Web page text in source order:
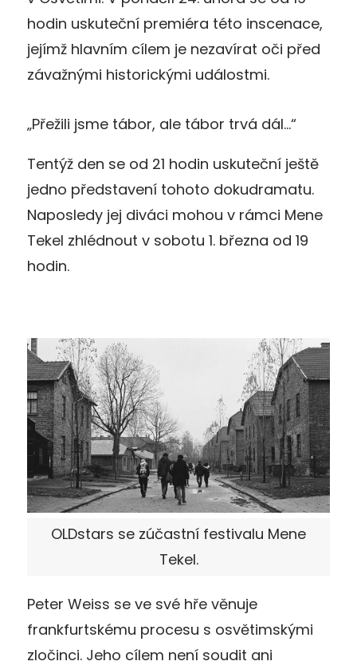
hodin uskuteční premiéra této inscenace,
jejímž hlavním cílem je nezavírat oči před
závažnými historickými událostmi.
„Přežili jsme tábor, ale tábor trvá dál…“
Tentýž den se od 21 hodin uskuteční ještě
jedno představení tohoto dokudramatu.
Naposledy jej diváci mohou v rámci Mene
Tekel zhlédnout v sobotu 1. března od 19
hodin.
OLDstars se zúčastní festivalu Mene
Tekel.
Peter Weiss se ve své hře věnuje
frankfurtskému procesu s osvětimskými
zločinci. Jeho cílem není soudit ani